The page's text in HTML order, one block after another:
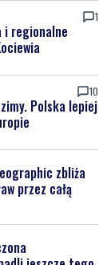
Polska lepiej
zbliża
przez całą
jeszcze tego